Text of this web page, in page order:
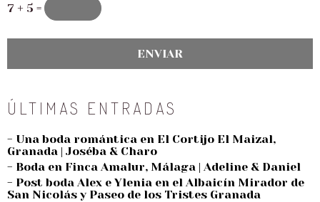
7 + 5 =
ÚLTIMAS ENTRADAS
- Una boda romántica en El Cortijo El Maizal,
Granada | Joséba & Charo
- Boda en Finca Amalur, Málaga | Adeline & Daniel
- Post boda Alex e Ylenia en el Albaicín Mirador de
San Nicolás y Paseo de los Tristes Granada